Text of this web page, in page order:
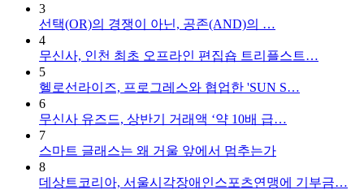
3
선택(OR)의 경쟁이 아닌, 공존(AND)의 …
4
무신사, 인천 최초 오프라인 편집숍 트리플스트…
5
헬로선라이즈, 프로그레스와 협업한 'SUN S…
6
무신사 유즈드, 상반기 거래액 ‘약 10배 급…
7
스마트 글래스는 왜 거울 앞에서 멈추는가
8
데상트코리아, 서울시각장애인스포츠연맹에 기부금…